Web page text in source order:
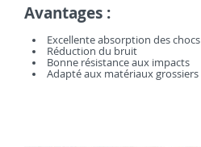
Avantages :
Excellente absorption des chocs
Réduction du bruit
Bonne résistance aux impacts
Adapté aux matériaux grossiers